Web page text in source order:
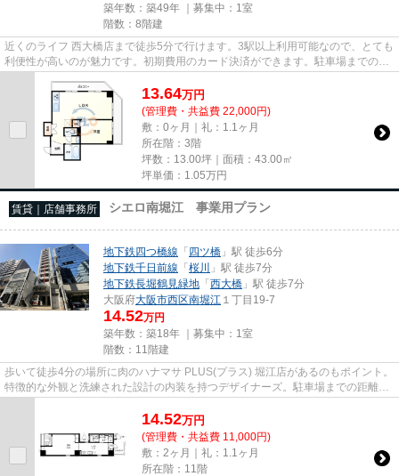
築年数：築49年 ｜募集中： 1室
階数：8階建
近くのライフ 西大橋店まで徒歩5分で行けます。3駅以上利用可能なので、とても
利便性が高いのが魅力です。初期費用のカード決済ができます。駐車場までの距
離は300mです。周辺には、徒...
13.64万円
(管理費・共益費 22,000円)
敷：0ヶ月｜礼：1.1ヶ月
所在階：3階
坪数：13.00坪｜面積：43.00㎡
坪単価： 1.05万円
賃貸｜店舗事務所 シエロ南堀江 事業用プラン
地下鉄四つ橋線 「四ツ橋 」駅 徒歩6分
地下鉄千日前線 「桜川
」駅 徒歩7分
地下鉄長堀鶴見緑地 「西大橋 」駅 徒歩7分
大阪府大阪市西区南堀江 １丁目19-7
14.52万円
築年数：築18年 ｜募集中： 1室
階数：11階建
歩いて徒歩4分の場所に肉のハナマサ PLUS(プラス) 堀江店があるのもポイント。
特徴的な外観と洗練された設計の内装を持つデザイナーズ。駐車場までの距離は
150mです。11階建てで、街並...
14.52万円
(管理費・共益費 11,000円)
敷：2ヶ月｜礼：1.1ヶ月
所在階：11階